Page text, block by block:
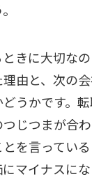
きに大切な
由と、次の
うかです。
じつまが合
を言ってい
マイナスにな